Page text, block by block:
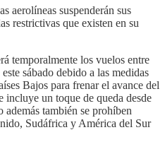
aerolíneas suspenderán sus
restrictivas que existen en su
temporalmente los vuelos entre
sábado debido a las medidas
Bajos para frenar el avance del
incluye un toque de queda desde
también se prohíben
Sudáfrica y América del Sur